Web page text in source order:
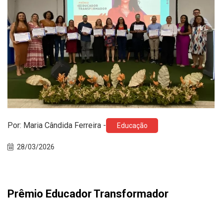
Por: Maria Cândida Ferreira - Educação
28/03/2026
Prêmio Educador Transformador